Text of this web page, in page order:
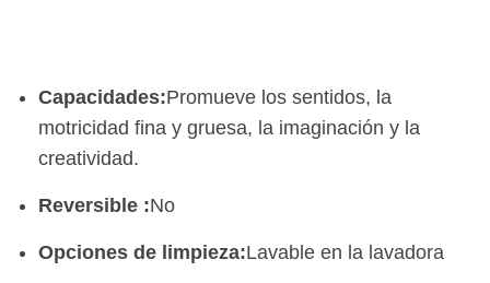
Capacidades:Promueve los sentidos, la
motricidad fina y gruesa, la imaginación y la
creatividad.
Reversible :No
Opciones de limpieza:Lavable en la lavadora